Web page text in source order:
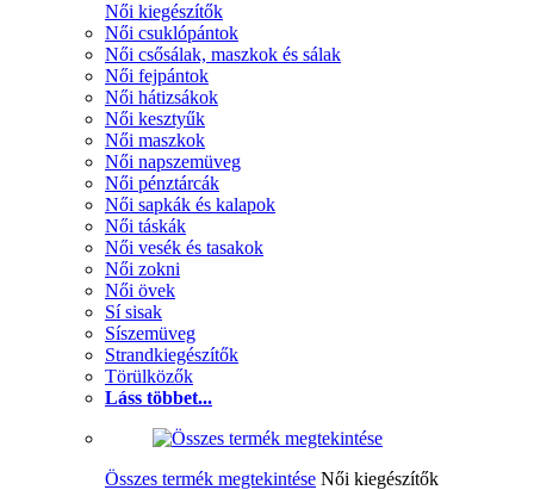
Női kiegészítők
Női csuklópántok
Női csősálak, maszkok és sálak
Női fejpántok
Női hátizsákok
Női kesztyűk
Női maszkok
Női napszemüveg
Női pénztárcák
Női sapkák és kalapok
Női táskák
Női vesék és tasakok
Női zokni
Női övek
Sí sisak
Síszemüveg
Strandkiegészítők
Törülközők
Láss többet...
Összes termék megtekintése Női kiegészítők